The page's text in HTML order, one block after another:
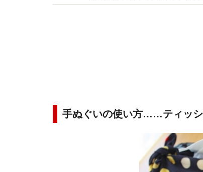
書多数。
手ぬぐいの使い方……ティッシ